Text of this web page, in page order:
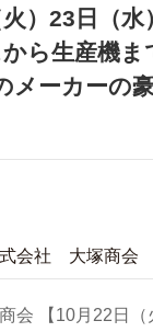
火）23日（
ら生産機ま
メーカーの
会社 大塚商会
会 【10月22日（